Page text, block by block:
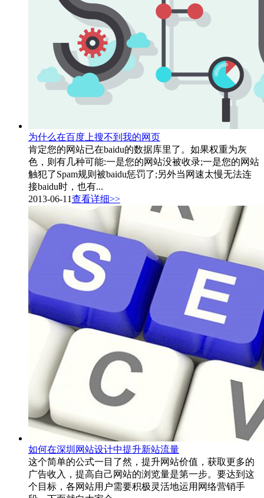
为什么在百度上搜不到我的网页
肯定您的网站已在baidu的数据库里了。如果权重为灰
色，则有几种可能:一是您的网站没被收录;一是您的网站
触犯了Spam规则被baidu惩罚了;另外当网速太慢无法连
接baidu时，也有...
2013-06-11查看详细>>
如何在深圳网站设计中提升新站流量
这个简单的公式一目了然，提升网站价值，获取更多的
广告收入，提高自己网站的浏览量是第一步。要达到这
个目标，各网站用户需要积极灵活地运用网络营销手